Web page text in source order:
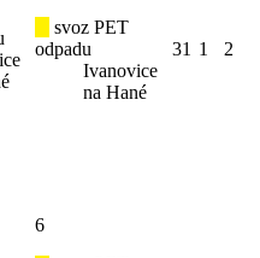
svoz PET
odpadu
Ivanovice
na Hané
31 1 2
6